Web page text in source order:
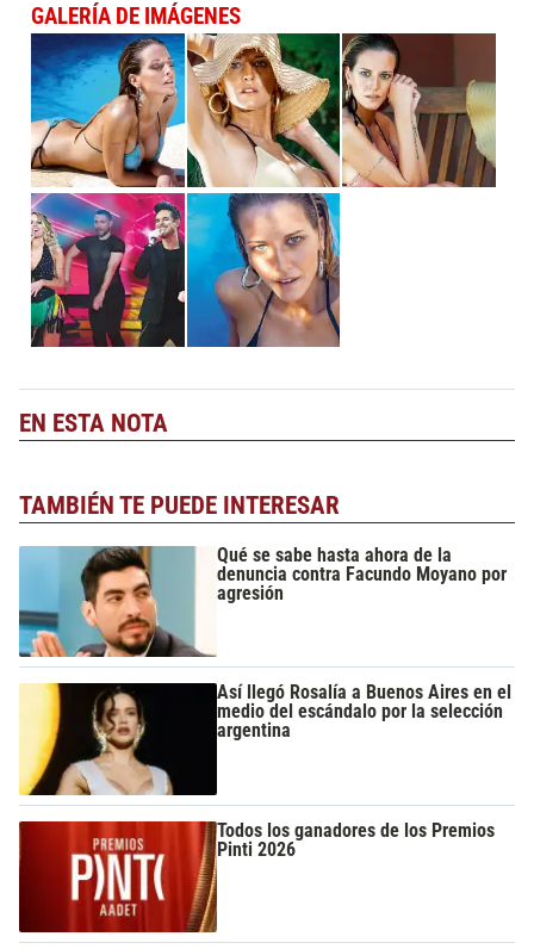
GALERÍA DE IMÁGENES
EN ESTA NOTA
TAMBIÉN TE PUEDE INTERESAR
Qué se sabe hasta ahora de la
denuncia contra Facundo Moyano por
agresión
Así llegó Rosalía a Buenos Aires en el
medio del escándalo por la selección
argentina
Todos los ganadores de los Premios
Pinti 2026